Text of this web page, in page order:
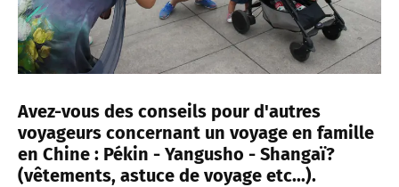
Avez-vous des conseils pour d'autres
voyageurs concernant un voyage en famille
en Chine : Pékin - Yangusho - Shangaï?
(vêtements, astuce de voyage etc...).